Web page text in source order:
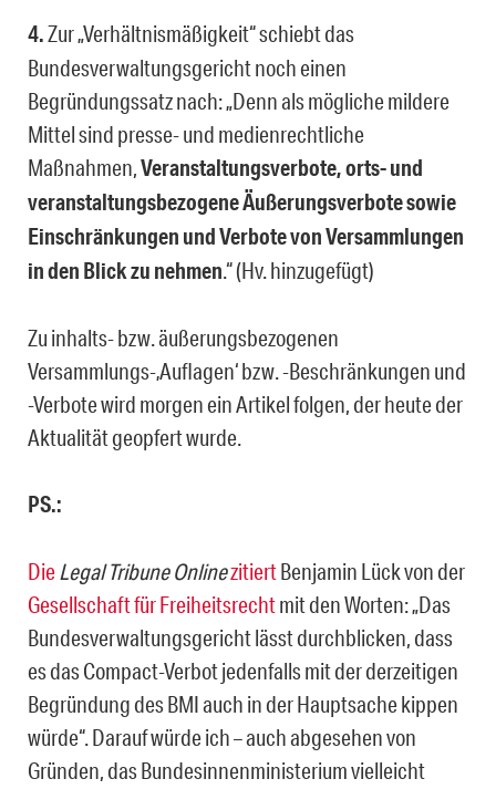
4.Zur „Verhältnismäßigkeit“ schiebt das
Bundesverwaltungsgericht noch einen
Begründungssatz nach: „Denn als mögliche mildere
Mittel sind presse- und medienrechtliche
Maßnahmen,Veranstaltungsverbote, orts- und
veranstaltungsbezogene Äußerungsverbote sowie
Einschränkungen und Verbote von Versammlungen
in den Blick zu nehmen.“ (Hv. hinzugefügt)
Zu inhalts- bzw. äußerungsbezogenen
Versammlungs-‚Auflagen‘ bzw. -Beschränkungen und
-Verbote wird morgen ein Artikel folgen, der heute der
Aktualität geopfert wurde.
PS.:
DieLegal Tribune OnlinezitiertBenjamin Lück von der
Gesellschaft für Freiheitsrechtmit den Worten: „Das
Bundesverwaltungsgericht lässt durchblicken, dass
es das Compact-Verbot jedenfalls mit der derzeitigen
Begründung des BMI auch in der Hauptsache kippen
würde“. Darauf würde ich – auch abgesehen von
Gründen, das Bundesinnenministerium vielleicht